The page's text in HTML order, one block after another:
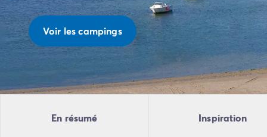
Camping Biscarrosse
Camping Hossegor
Camping Messanges
Camping Mimizan
Camping Biarritz
Camping Bidart
Camping Bretagne
Voir les campings
En résumé Inspiration